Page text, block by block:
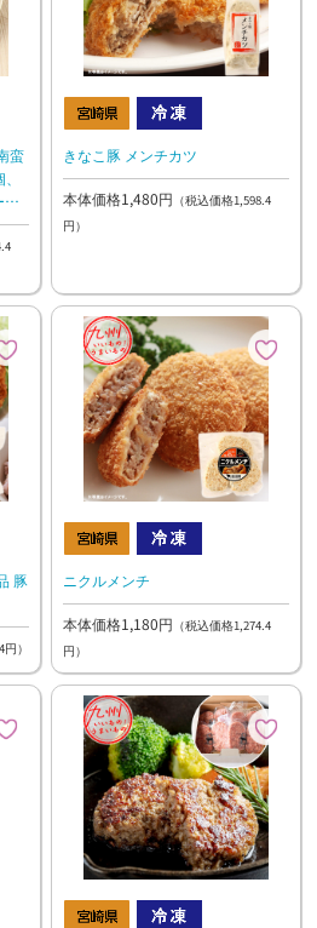
蛮
きなこ豚 メンチカツ
本体価格1,480円 （税込価格1,598.4
円）
豚
）
ニクルメンチ
本体価格1,180円 （税込価格1,274.4
円）